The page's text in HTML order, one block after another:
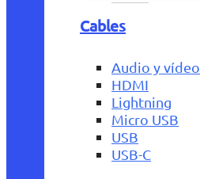
Cables
Audio y vídeo
HDMI
Lightning
Micro USB
USB
USB-C